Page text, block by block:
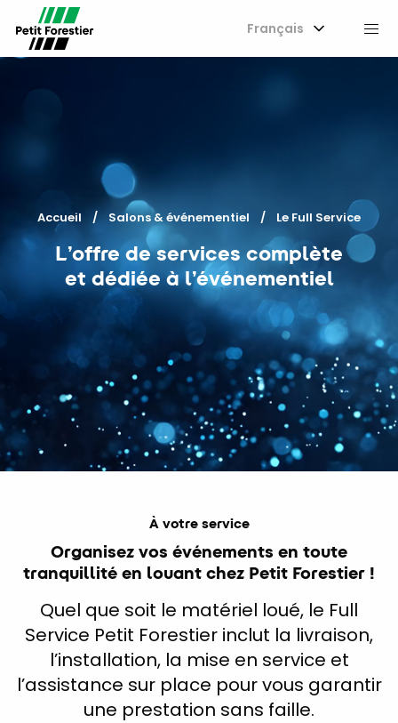
Français
Accueil Salons & événementiel Current:
Le Full Service
L’offre de services complète
et dédiée à l’événementiel
À votre service
Organisez vos événements en toute
tranquillité en louant chez Petit Forestier !
Quel que soit le matériel loué, le Full
Service Petit Forestier inclut la livraison,
l’installation, la mise en service et
l’assistance sur place pour vous garantir
une prestation sans faille.